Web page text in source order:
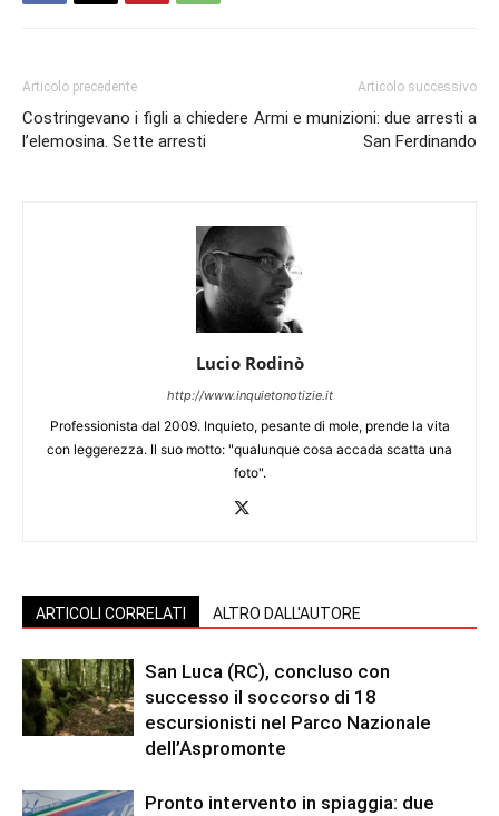
Articolo precedente
Costringevano i figli a chiedere
l’elemosina. Sette arresti
Articolo successivo
Armi e munizioni: due arresti a
San Ferdinando
Lucio Rodinò
http://www.inquietonotizie.it
Professionista dal 2009. Inquieto, pesante di mole, prende la vita
con leggerezza. Il suo motto: "qualunque cosa accada scatta una
foto".
ARTICOLI CORRELATI ALTRO DALL'AUTORE
San Luca (RC), concluso con
successo il soccorso di 18
escursionisti nel Parco Nazionale
dell’Aspromonte
Pronto intervento in spiaggia: due